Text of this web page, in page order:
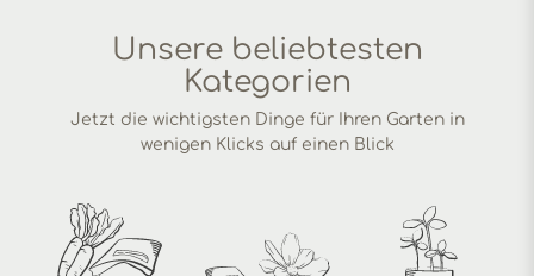
Unsere beliebtesten
Kategorien
Jetzt die wichtigsten Dinge für Ihren Garten in
wenigen Klicks auf einen Blick